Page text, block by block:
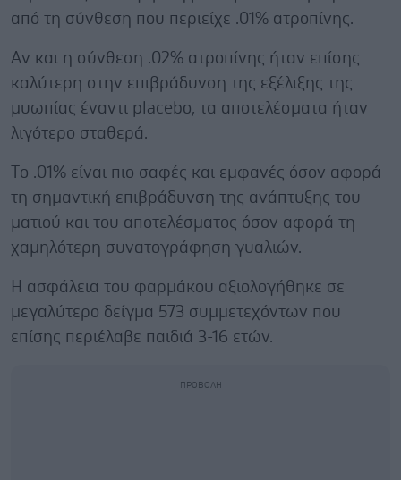
από τη σύνθεση που περιείχε .01% ατροπίνης.
Αν και η σύνθεση .02% ατροπίνης ήταν επίσης
καλύτερη στην επιβράδυνση της εξέλιξης της
μυωπίας έναντι placebo, τα αποτελέσματα ήταν
λιγότερο σταθερά.
Tο .01% είναι πιο σαφές και εμφανές όσον αφορά
τη σημαντική επιβράδυνση της ανάπτυξης του
ματιού και του αποτελέσματος όσον αφορά τη
χαμηλότερη συνατογράφηση γυαλιών.
Η ασφάλεια του φαρμάκου αξιολογήθηκε σε
μεγαλύτερο δείγμα 573 συμμετεχόντων που
επίσης περιέλαβε παιδιά 3-16 ετών.